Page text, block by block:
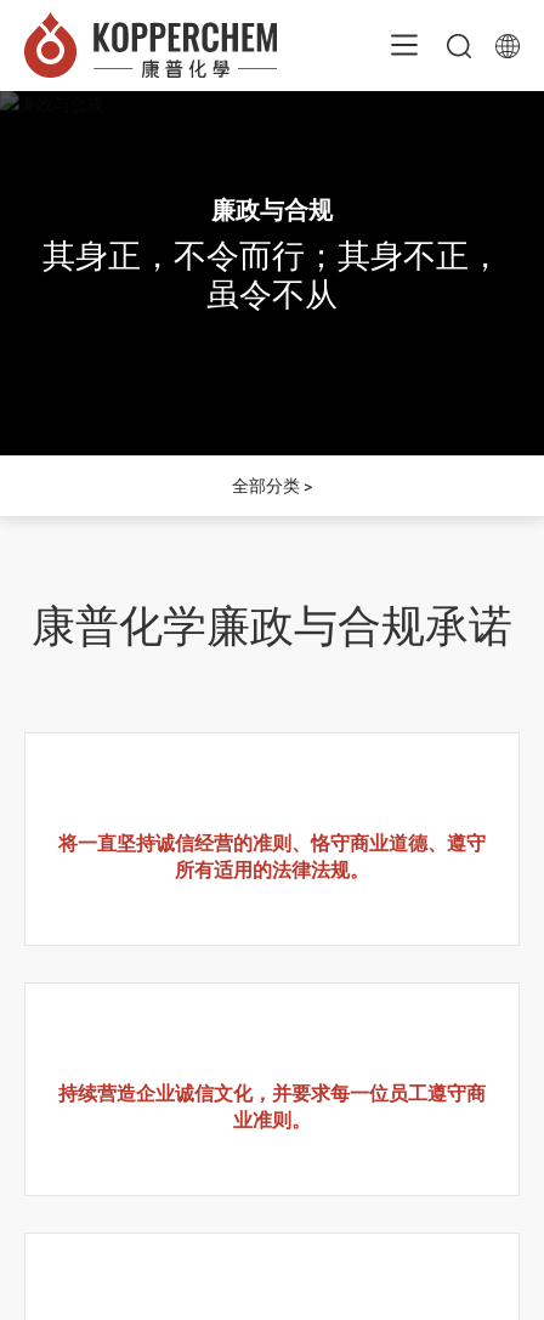
廉政与合规
其身正，不令而行；其身不正，
虽令不从
康普化学廉政与合规承诺
将一直坚持诚信经营的准则、恪守商业道德、遵守
所有适用的法律法规。
持续营造企业诚信文化，并要求每一位员工遵守商
业准则。